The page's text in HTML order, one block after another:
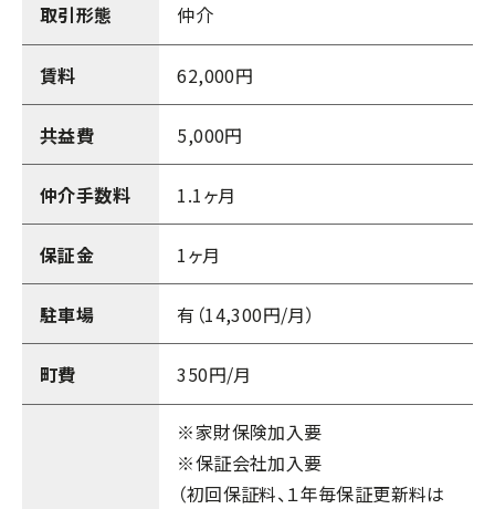
取引形態 仲介
賃料 62,000円
共益費 5,000円
仲介手数料 1.1ヶ月
保証金 1ヶ月
駐車場 有（14,300円/月）
町費 350円/月
※家財保険加入要
※保証会社加入要
（初回保証料、１年毎保証更新料は